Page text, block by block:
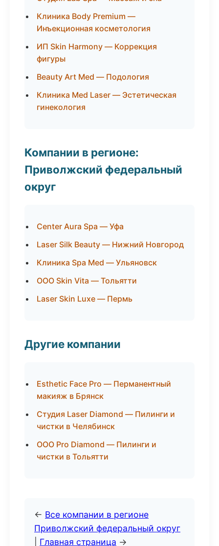
Клиника Body Premium —
Инъекционная косметология
ИП Skin Harmony — Коррекция
фигуры
Beauty Art Med — Подология
Клиника Med Laser — Эстетическая
гинекология
Компании в регионе:
Приволжский федеральный
округ
Center Aura Spa — Уфа
Laser Silk Beauty — Нижний Новгород
Клиника Spa Med — Ульяновск
ООО Skin Vita — Тольятти
Laser Skin Luxe — Пермь
Другие компании
Esthetic Face Pro — Перманентный
макияж в Брянск
Студия Laser Diamond — Пилинги и
чистки в Челябинск
ООО Pro Diamond — Пилинги и
чистки в Тольятти
← Все компании в регионе
Приволжский федеральный округ
Главная страница →